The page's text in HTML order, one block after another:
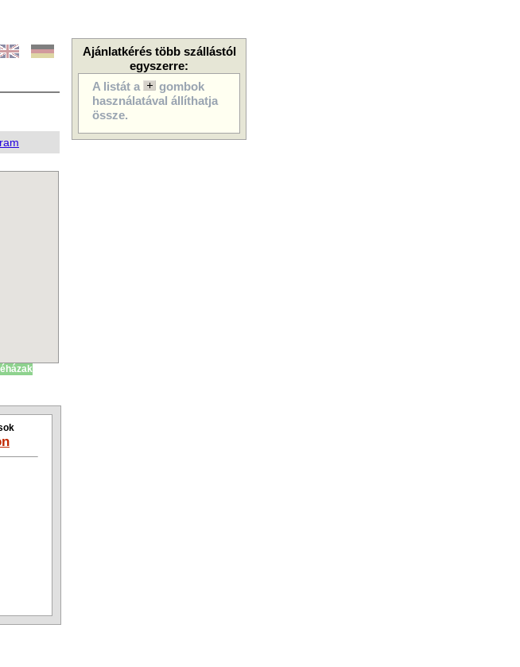
Ajánlatkérés több szállástól
egyszerre:
A listát a
gombok
használatával állíthatja
össze.